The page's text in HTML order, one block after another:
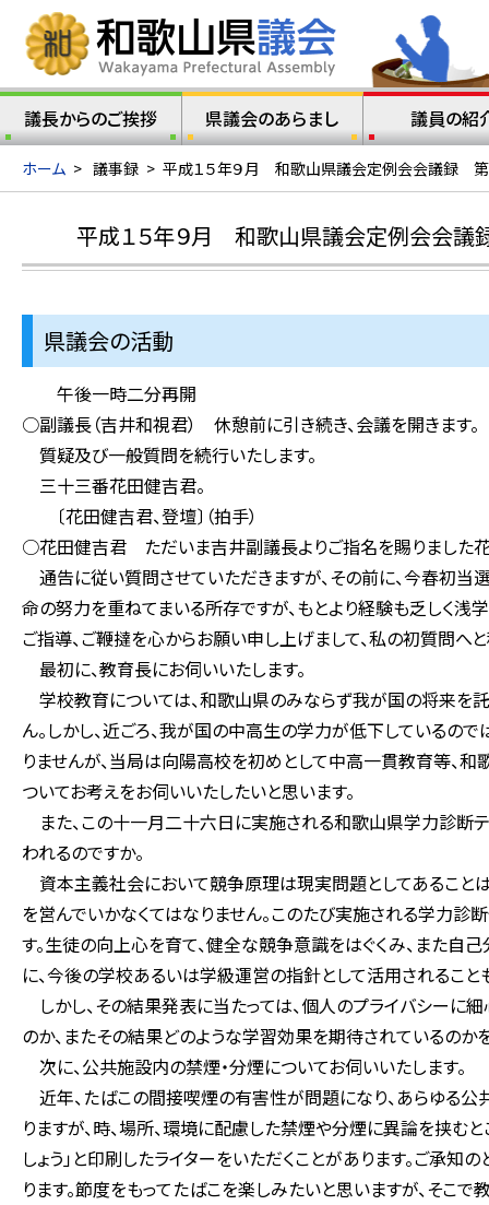
議長からのご挨拶 県議会のあらまし 議員の紹
ホーム > 議事録 > 平成１５年９月 和歌山県議会定例会会議録 第
平成１５年９月 和歌山県議会定例会会議
県議会の活動
午後一時二分再開
○副議長（吉井和視君） 休憩前に引き続き、会議を開きます。
質疑及び一般質問を続行いたします。
三十三番花田健吉君。
〔花田健吉君、登壇〕（拍手）
○花田健吉君 ただいま吉井副議長よりご指名を賜りました花
通告に従い質問させていただきますが、その前に、今春初当
命の努力を重ねてまいる所存ですが、もとより経験も乏しく
ご指導、ご鞭撻を心からお願い申し上げまして、私の初質問へ
最初に、教育長にお伺いいたします。
学校教育については、和歌山県のみならず我が国の将来を
ん。しかし、近ごろ、我が国の中高生の学力が低下しているの
りませんが、当局は向陽高校を初めとして中高一貫教育等、
ついてお考えをお伺いいたしたいと思います。
また、この十一月二十六日に実施される和歌山県学力診断
われるのですか。
資本主義社会において競争原理は現実問題としてあること
を営んでいかなくてはなりません。このたび実施される学力
す。生徒の向上心を育て、健全な競争意識をはぐくみ、また自
に、今後の学校あるいは学級運営の指針として活用されること
しかし、その結果発表に当たっては、個人のプライバシーに
のか、またその結果どのような学習効果を期待されているのか
次に、公共施設内の禁煙・分煙についてお伺いいたします。
近年、たばこの間接喫煙の有害性が問題になり、あらゆる
りますが、時、場所、環境に配慮した禁煙や分煙に異論を挟む
しょう」と印刷したライターをいただくことがあります。ご承
ります。節度をもってたばこを楽しみたいと思いますが、そこ